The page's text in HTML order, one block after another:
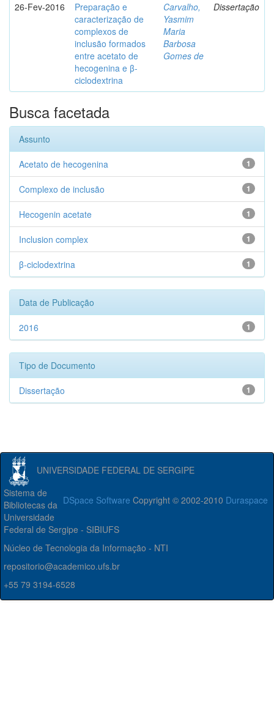
26-Fev-2016
Preparação e
caracterização de
complexos de
inclusão formados
entre acetato de
hecogenina e β-
ciclodextrina
Carvalho,
Yasmim
Maria
Barbosa
Gomes de
Dissertação
Busca facetada
Assunto
1
Acetato de hecogenina
1
Complexo de inclusão
1
Hecogenin acetate
1
Inclusion complex
1
β-ciclodextrina
Data de Publicação
1
2016
Tipo de Documento
1
Dissertação
UNIVERSIDADE FEDERAL DE SERGIPE
DSpace Software Copyright © 2002-2010 Duraspace
Sistema de
Bibliotecas da
Universidade
Federal de Sergipe - SIBIUFS
Núcleo de Tecnologia da Informação - NTI
repositorio@academico.ufs.br
+55 79 3194-6528